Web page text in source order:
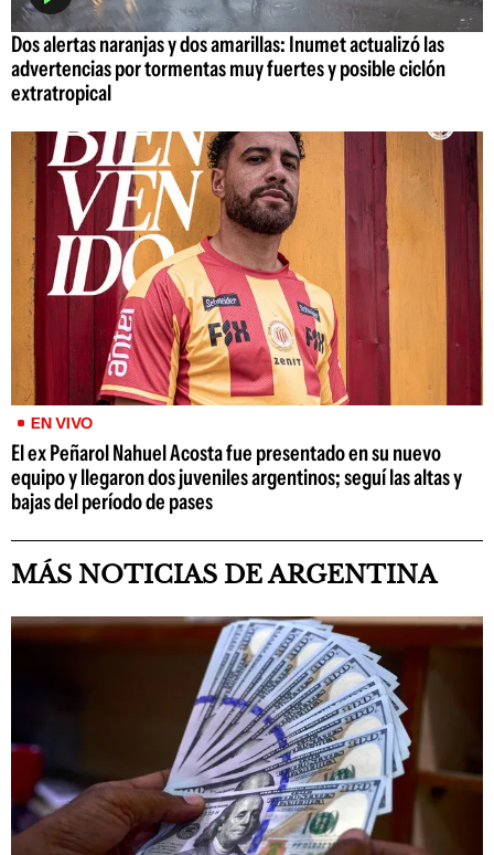
Dos alertas naranjas y dos amarillas: Inumet actualizó las
advertencias por tormentas muy fuertes y posible ciclón
extratropical
EN VIVO
El ex Peñarol Nahuel Acosta fue presentado en su nuevo
equipo y llegaron dos juveniles argentinos; seguí las altas y
bajas del período de pases
MÁS NOTICIAS DE ARGENTINA